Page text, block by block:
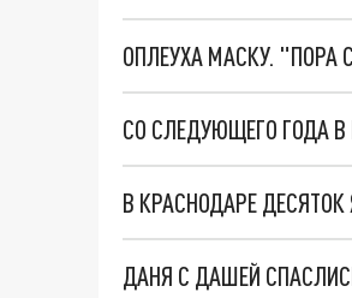
ОПЛЕУХА МАСКУ. "ПОРА
СО СЛЕДУЮЩЕГО ГОДА
В КРАСНОДАРЕ
ДАНЯ С ДАШЕЙ